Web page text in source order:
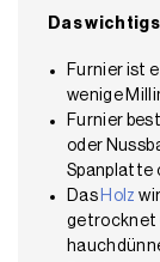
Das
Furnier ist
wenige
Furnier
oder
Spanplatte
Das Holz
getrocknet